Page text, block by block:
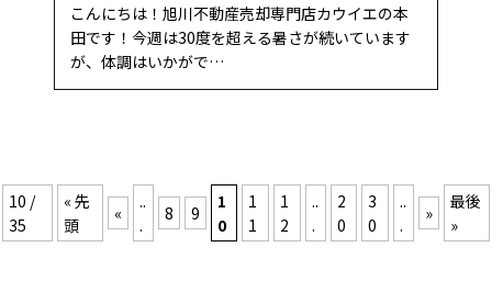
こんにちは！旭川不動産売却専門店カウイエの本
田です！今週は30度を超える暑さが続いています
が、体調はいかがで…
10 /
35
« 先
頭
«
..
.
8 9
1
0
1
1
1
2
..
.
2
0
3
0
..
.
»
最後
»